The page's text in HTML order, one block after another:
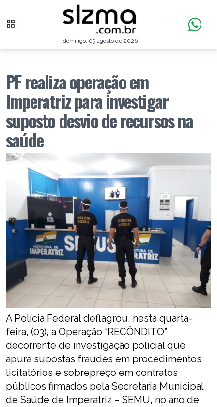
domingo, 09 agosto de 2026
PF realiza operação em
Imperatriz para investigar
suposto desvio de recursos na
saúde
A Polícia Federal deflagrou, nesta quarta-
feira, (03), a Operação “RECÔNDITO”
decorrente de investigação policial que
apura supostas fraudes em procedimentos
licitatórios e sobrepreço em contratos
públicos firmados pela Secretaria Municipal
de Saúde de Imperatriz – SEMU, no ano de